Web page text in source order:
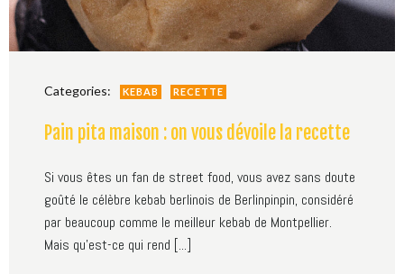
Categories: KEBAB RECETTE
Pain pita maison : on vous dévoile la recette
Si vous êtes un fan de street food, vous avez sans doute
goûté le célèbre kebab berlinois de Berlinpinpin, considéré
par beaucoup comme le meilleur kebab de Montpellier.
Mais qu'est-ce qui rend [...]